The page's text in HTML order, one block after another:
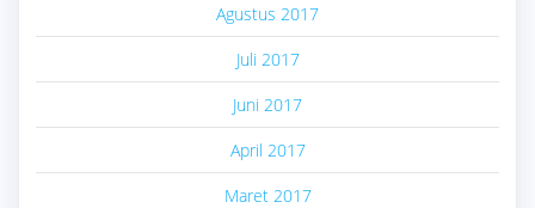
Agustus 2017
Juli 2017
Juni 2017
April 2017
Maret 2017